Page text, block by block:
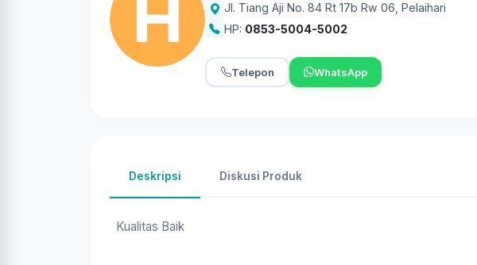
Jl. Tiang Aji No. 84 Rt 17b Rw 06 Pelaihari
HP: 0853-5004-5002
Telepon WhatsApp
Deskripsi Diskusi Produk
Kualitas Baik